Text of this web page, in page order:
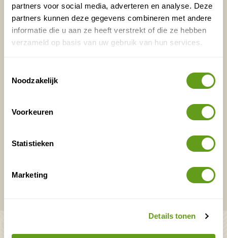
partners voor social media, adverteren en analyse. Deze
partners kunnen deze gegevens combineren met andere
informatie die u aan ze heeft verstrekt of die ze hebben
verzameld op basis van uw gebruik van hun services.
Noodzakelijk
Voorkeuren
Statistieken
Marketing
Details tonen
Vakantietips & Inspiratie?
Voornaam Achternaam
Waar ligt je interesse?